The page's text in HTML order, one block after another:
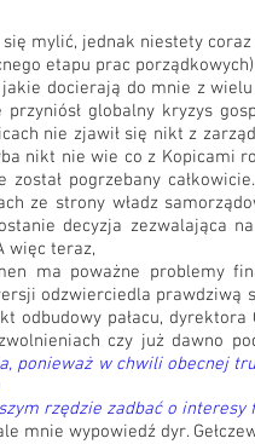
się mylić, jednak niestety
etapu prac
jakie docierają do mnie z
globalny kryzys
nie zjawił się nikt z
nikt nie wie co z Kopicami
został pogrzebany
ze strony władz
decyzja zezwalająca
więc teraz,
ma poważne problemy
odzwierciedla prawdziwą
odbudowy pałacu,
czy już dawno
ponieważ w chwili obecnej
rzędzie zadbać o
mnie wypowiedź dyr.